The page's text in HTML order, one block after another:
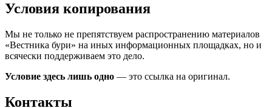
Условия копирования
Мы не только не препятствуем распространению материалов
«Вестника бури» на иных информационных площадках, но и
всячески поддерживаем это дело.
Условие здесь лишь одно — это ссылка на оригинал.
Контакты